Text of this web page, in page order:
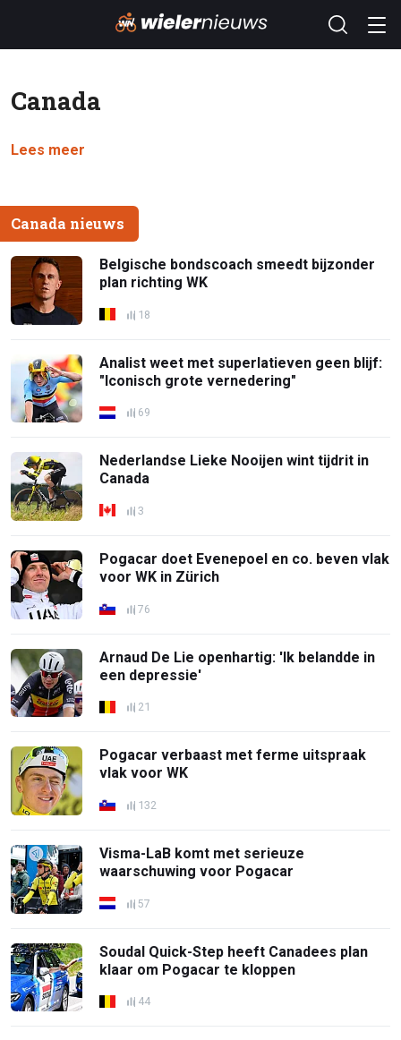
Canada
Lees meer
Canada nieuws
Belgische bondscoach smeedt bijzonder
plan richting WK
18
Analist weet met superlatieven geen blijf:
"Iconisch grote vernedering"
69
Nederlandse Lieke Nooijen wint tijdrit in
Canada
3
Pogacar doet Evenepoel en co. beven vlak
voor WK in Zürich
76
Arnaud De Lie openhartig: 'Ik belandde in
een depressie'
21
Pogacar verbaast met ferme uitspraak
vlak voor WK
132
Visma-LaB komt met serieuze
waarschuwing voor Pogacar
57
Soudal Quick-Step heeft Canadees plan
klaar om Pogacar te kloppen
44